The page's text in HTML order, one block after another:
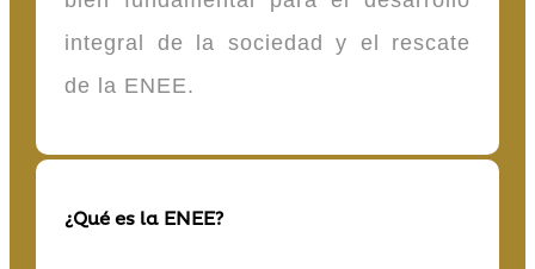
integral de la sociedad y el rescate
de la ENEE.
¿Qué es la ENEE?